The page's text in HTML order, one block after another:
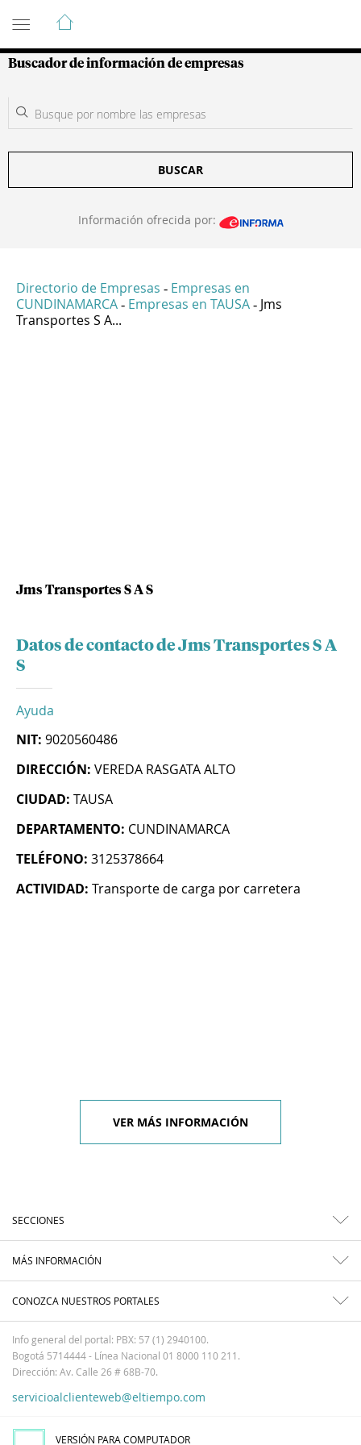
Guía de Empresas Colombianas
Buscador de información de empresas
BUSCAR
Información ofrecida por:
Directorio de Empresas - Empresas en
CUNDINAMARCA - Empresas en TAUSA - Jms
Transportes S A...
Jms Transportes S A S
Datos de contacto de Jms Transportes S A
S
Ayuda
NIT: 9020560486
DIRECCIÓN: VEREDA RASGATA ALTO
CIUDAD: TAUSA
DEPARTAMENTO: CUNDINAMARCA
TELÉFONO: 3125378664
ACTIVIDAD: Transporte de carga por carretera
VER MÁS INFORMACIÓN
SECCIONES
MÁS INFORMACIÓN
CONOZCA NUESTROS PORTALES
Info general del portal: PBX: 57 (1) 2940100.
Bogotá 5714444 - Línea Nacional 01 8000 110 211.
Dirección: Av. Calle 26 # 68B-70.
servicioalclienteweb@eltiempo.com
VERSIÓN PARA COMPUTADOR